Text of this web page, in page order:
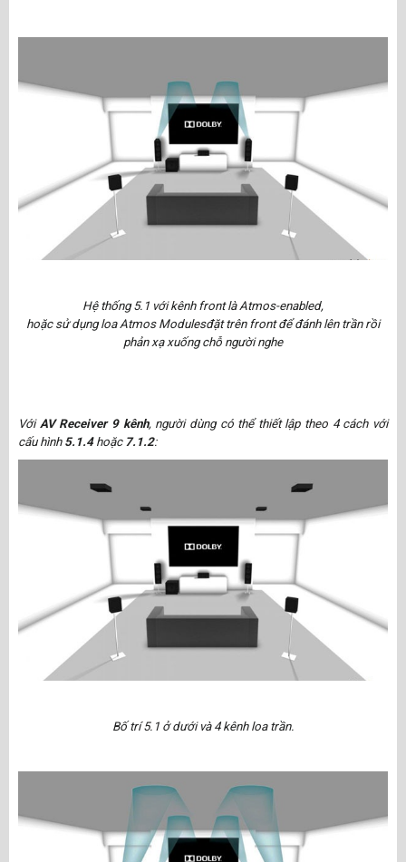
Hệ thống 5.1 với kênh front là Atmos-enabled,
hoặc sử dụng loa Atmos Modulesđặt trên front để đánh lên trần rồi
phản xạ xuống chỗ người nghe
Với AV Receiver 9 kênh, người dùng có thể thiết lập theo 4 cách với
cấu hình 5.1.4hoặc 7.1.2:
Bố trí 5.1 ở dưới và 4 kênh loa trần.